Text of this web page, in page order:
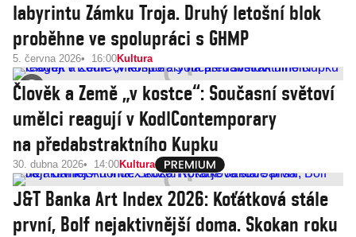
labyrintu Zámku Troja. Druhý letošní blok
proběhne ve spolupráci s GHMP
5. června 2026 16:00Kultura
Člověk a Země „v kostce“: Současní světoví
umělci reagují v KodlContemporary
na předabstraktního Kupku
30. dubna 2026 14:00Kultura
J&T Banka Art Index 2026: Koťátková stále
první, Bolf nejaktivnější doma. Skokan roku